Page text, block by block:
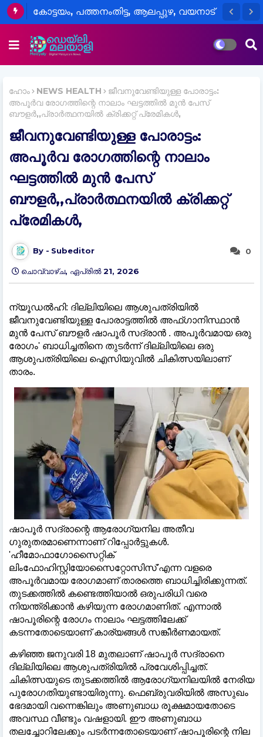
കോട്ടയം, പത്തനംതിട്ട, ആലപ്പുഴ, വയനാട്
സ്ഥാപനങ്ങൾക്ക് നാളെ അവധി
ഹോം NEWS HEALTH
ജീവനുവേണ്ടിയുള്ള പോരാട്ടം:
അപൂര്‍വ രോഗത്തിന്റെ നാലാം ഘട്ടത്തിൽ മുൻ പേസ്
ബൗളര്‍,,പ്രാർത്ഥനയിൽ ക്രിക്കറ്റ് പ്രേമികൾ,
ജീവനുവേണ്ടിയുള്ള പോരാട്ടം:
അപൂര്‍വ രോഗത്തിന്റെ നാലാം
ഘട്ടത്തിൽ മുൻ പേസ്
ബൗളര്‍,,പ്രാർത്ഥനയിൽ ക്രിക്കറ്റ്
പ്രേമികൾ,
0
Subeditor
ചൊവ്വാഴ്ച, ഏപ്രിൽ 21, 2026
ന്യൂഡൽഹി: ദില്ലിയിലെ ആശുപത്രിയില്‍
ജീവനുവേണ്ടിയുള്ള പോരാട്ടത്തില്‍ അഫ്ഗാനിസ്ഥാൻ
മുൻ പേസ് ബൗളർ ഷാപൂർ സദ്രാൻ . അപൂർവമായ ഒരു
രോഗം' ബാധിച്ചതിനെ തുടർന്ന് ദില്ലിയിലെ ഒരു
ആശുപത്രിയിലെ ഐസിയുവില്‍ ചികിത്സയിലാണ്
താരം.
ഷാപൂർ സദ്രാന്റെ ആരോഗ്യനില അതീവ
ഗുരുതരമാണെന്നാണ് റിപ്പോർട്ടുകള്‍.
'ഹീമോഫാഗോസൈറ്റിക്
ലിംഫോഹിസ്റ്റിയോസൈറ്റോസിസ്'എന്ന വളരെ
അപൂർവമായ രോഗമാണ് താരത്തെ ബാധിച്ചിരിക്കുന്നത്.
തുടക്കത്തില്‍ കണ്ടെത്തിയാല്‍ ഒരുപരിധി വരെ
നിയന്ത്രിക്കാൻ കഴിയുന്ന രോഗമാണിത്. എന്നാല്‍
ഷാപൂരിന്റെ രോഗം നാലാം ഘട്ടത്തിലേക്ക്
കടന്നതോടെയാണ് കാര്യങ്ങള്‍ സങ്കീർണമായത്.
കഴിഞ്ഞ ജനുവരി 18 മുതലാണ് ഷാപൂർ സദ്രാനെ
ദില്ലിയിലെ ആശുപത്രിയില്‍ പ്രവേശിപ്പിച്ചത്.
ചികിത്സയുടെ തുടക്കത്തില്‍ ആരോഗ്യനിലയില്‍ നേരിയ
പുരോഗതിയുണ്ടായിരുന്നു. ഫെബ്രുവരിയില്‍ അസുഖം
ഭേദമായി വന്നെങ്കിലും അണുബാധ രൂക്ഷമായതോടെ
അവസ്ഥ വീണ്ടും വഷളായി. ഈ അണുബാധ
തലച്ചോറിലേക്കും പടർന്നതോടെയാണ് ഷാപൂരിന്റെ നില